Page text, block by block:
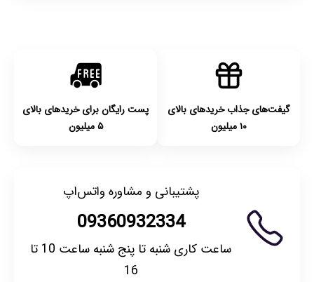
گیفت‌های جذاب خریدهای بالای
۱۰ میلیون
پست رایگان برای خریدهای بالای
۵ میلیون
پشتیبانی و مشاوره واتس‌اپ
09360932334
ساعت کاری شنبه تا پنج شنبه ساعت 10 تا
16